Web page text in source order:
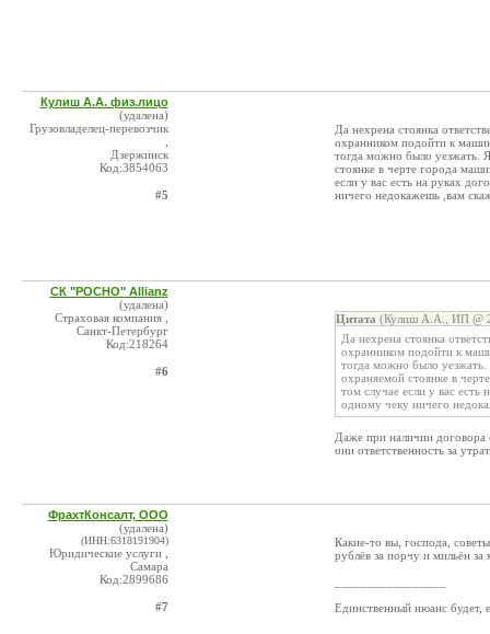
Кулиш А.А. физ.лицо
(удалена)
Грузовладелец-перевозчик
Дзержинск
Код:3854063
#5
Да нехрена стоянка
охранником подойти к
тогда можно было уезжать.
стоянке в черте города
если у вас есть на руках
ничего недокажешь ,вам
СК "РОСНО" Allianz
(удалена)
Страховая компания ,
Санкт-Петербург
Код:218264
#6
Цитата (Кулиш А.А., ИП @
Да нехрена стоянка
охранником подойти к
тогда можно было уезжать.
охраняемой стоянке в
том случае если у вас
одному чеку ничего
Даже при наличии договора
они ответственность за
ФрахтКонсалт, ООО
(удалена)
(ИНН:6318191904)
Юридические услуги ,
Самара
Код:2899686
#7
Какие-то вы, господа,
рублёв за порчу и мильён
Единственный нюанс будет,